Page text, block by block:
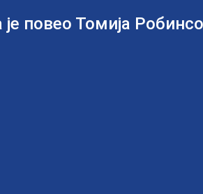
повео Томија